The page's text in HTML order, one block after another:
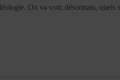
On va voir, désormais, quels